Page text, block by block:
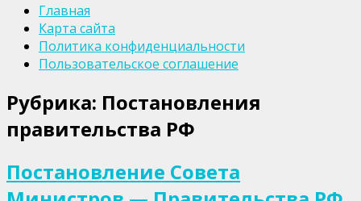
Главная
Карта сайта
Политика конфиденциальности
Пользовательское соглашение
Рубрика: Постановления
правительства РФ
Постановление Совета